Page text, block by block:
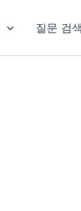
질문 검색